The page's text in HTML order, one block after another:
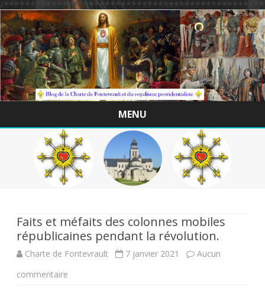
/
MENU
Skip
to
content
Faits et méfaits des colonnes mobiles
républicaines pendant la révolution.
Charte de Fontevrault 7 janvier 2021
Aucun
commentaire